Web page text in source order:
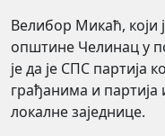
Велибор Микаћ, који
општине Челинац у
је да је СПС партија
грађанима и партија
локалне заједнице.